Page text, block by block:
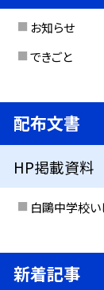
お知らせ
できごと
配布文書
HP掲載資料
白鷗中学校
新着記事